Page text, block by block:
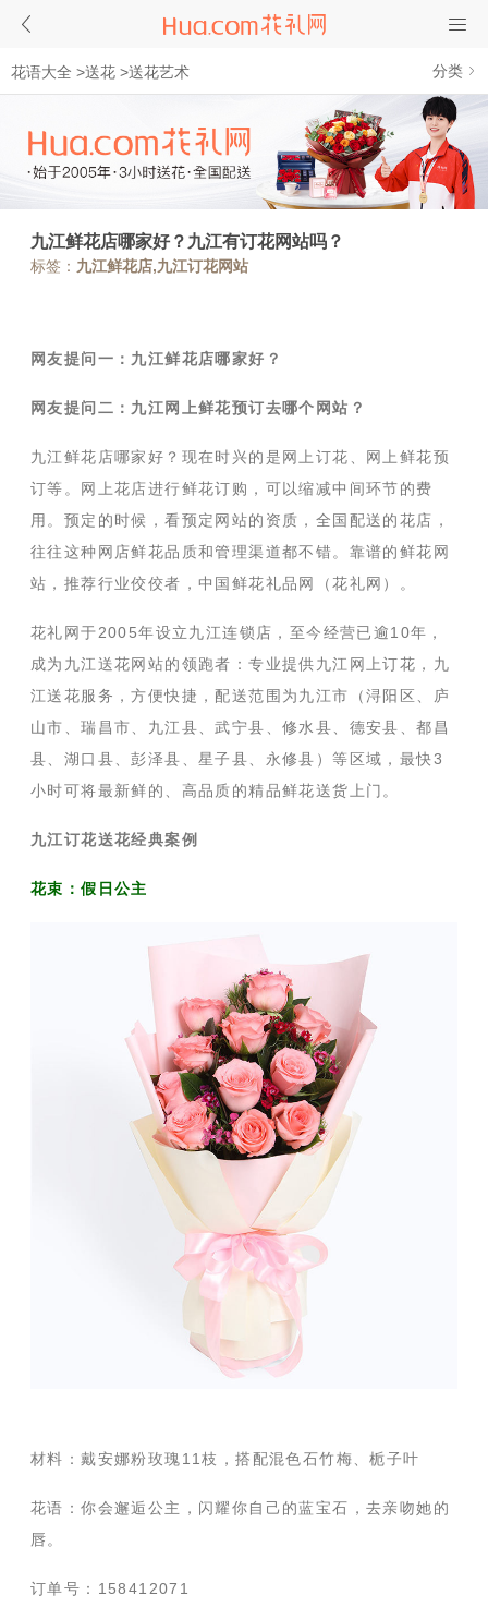
花语大全 >送花 >送花艺术 分类
九江鲜花店哪家好？九江有订花网站吗？
标签： 九江鲜花店,九江订花网站
网友提问一：九江鲜花店哪家好？
网友提问二：九江网上鲜花预订去哪个网站？
九江鲜花店哪家好？现在时兴的是网上订花、网上鲜花预
订等。网上花店进行鲜花订购，可以缩减中间环节的费
用。预定的时候，看预定网站的资质，全国配送的花店，
往往这种网店鲜花品质和管理渠道都不错。靠谱的鲜花网
站，推荐行业佼佼者，中国鲜花礼品网（花礼网）。
花礼网于2005年设立九江连锁店，至今经营已逾10年，
成为九江送花网站的领跑者：专业提供九江网上订花，九
江送花服务，方便快捷，配送范围为九江市（浔阳区、庐
山市、瑞昌市、九江县、武宁县、修水县、德安县、都昌
县、湖口县、彭泽县、星子县、永修县）等区域，最快3
小时可将最新鲜的、高品质的精品鲜花送货上门。
九江订花送花经典案例
花束：假日公主
材料：戴安娜粉玫瑰11枝，搭配混色石竹梅、栀子叶
花语：你会邂逅公主，闪耀你自己的蓝宝石，去亲吻她的
唇。
订单号：158412071